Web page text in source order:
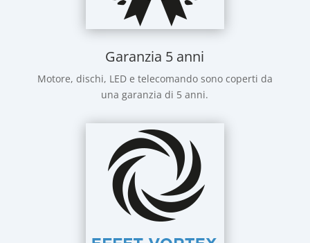
Garanzia 5 anni
Motore, dischi, LED e telecomando sono coperti da
una garanzia di 5 anni.